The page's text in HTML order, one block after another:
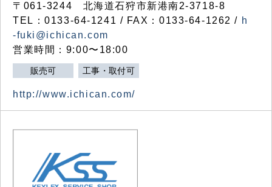
〒061-3244 北海道石狩市新港南2-3718-8
TEL：0133-64-1241 / FAX：0133-64-1262 / h
-fuki@ichican.com
営業時間：9:00〜18:00
販売可 工事・取付可
http://www.ichican.com/